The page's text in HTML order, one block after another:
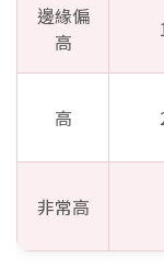
邊緣偏
高
高
非常高